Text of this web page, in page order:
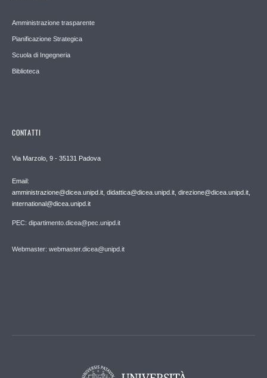
Amministrazione trasparente
Pianificazione Strategica
Scuola di Ingegneria
Biblioteca
CONTATTI
Via Marzolo, 9 - 35131 Padova
Email:
amministrazione@dicea.unipd.it, didattica@dicea.unipd.it, direzione@dicea.unipd.it,
international@dicea.unipd.it
PEC: dipartimento.dicea@pec.unipd.it
Webmaster: webmaster.dicea@unipd.it